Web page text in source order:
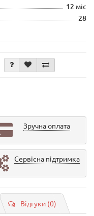
12 міс
28
Зручна оплата
Сервісна підтримка
Відгуки (0)